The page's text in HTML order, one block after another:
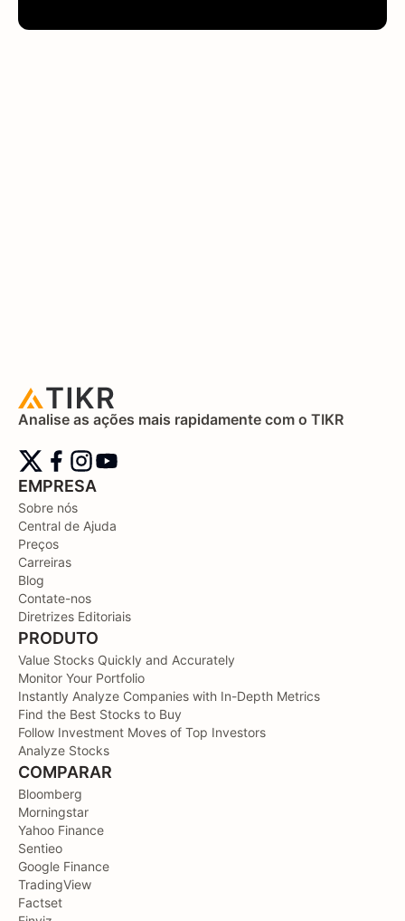
Analise as ações mais rapidamente com o TIKR
EMPRESA
Sobre nós
Central de Ajuda
Preços
Carreiras
Blog
Contate-nos
Diretrizes Editoriais
PRODUTO
Value Stocks Quickly and Accurately
Monitor Your Portfolio
Instantly Analyze Companies with In-Depth Metrics
Find the Best Stocks to Buy
Follow Investment Moves of Top Investors
Analyze Stocks
COMPARAR
Bloomberg
Morningstar
Yahoo Finance
Sentieo
Google Finance
TradingView
Factset